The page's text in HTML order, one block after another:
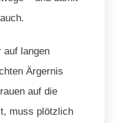
auf langen
Ärgernis
auf die
muss plötzlich